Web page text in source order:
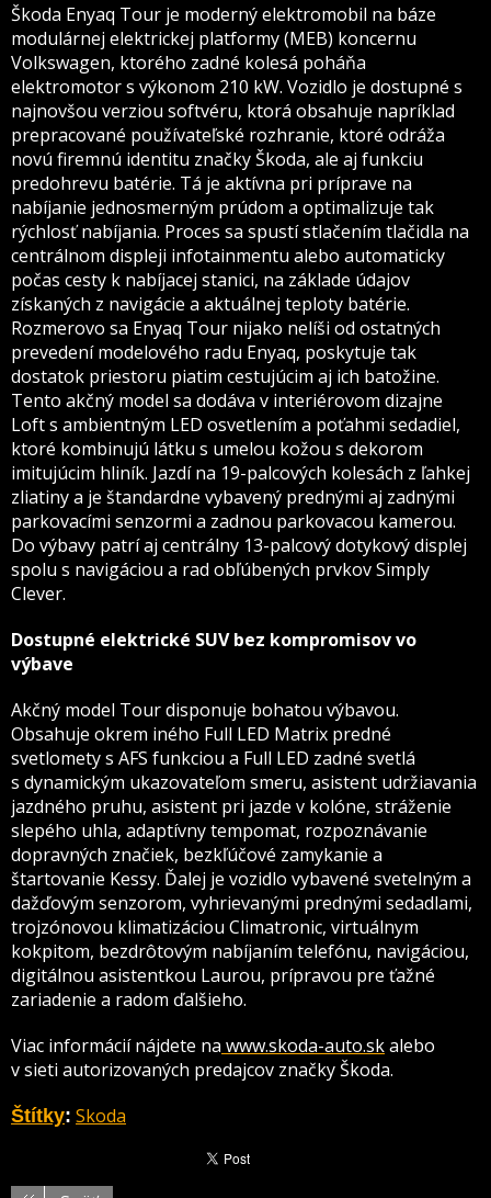
Škoda Enyaq Tour je moderný elektromobil na báze
modulárnej elektrickej platformy (MEB) koncernu
Volkswagen, ktorého zadné kolesá poháňa
elektromotor s výkonom 210 kW. Vozidlo je dostupné s
najnovšou verziou softvéru, ktorá obsahuje napríklad
prepracované používateľské rozhranie, ktoré odráža
novú firemnú identitu značky Škoda, ale aj funkciu
predohrevu batérie. Tá je aktívna pri príprave na
nabíjanie jednosmerným prúdom a optimalizuje tak
rýchlosť nabíjania. Proces sa spustí stlačením tlačidla na
centrálnom displeji infotainmentu alebo automaticky
počas cesty k nabíjacej stanici, na základe údajov
získaných z navigácie a aktuálnej teploty batérie.
Rozmerovo sa Enyaq Tour nijako nelíši od ostatných
prevedení modelového radu Enyaq, poskytuje tak
dostatok priestoru piatim cestujúcim aj ich batožine.
Tento akčný model sa dodáva v interiérovom dizajne
Loft s ambientným LED osvetlením a poťahmi sedadiel,
ktoré kombinujú látku s umelou kožou s dekorom
imitujúcim hliník. Jazdí na 19-palcových kolesách z ľahkej
zliatiny a je štandardne vybavený prednými aj zadnými
parkovacími senzormi a zadnou parkovacou kamerou.
Do výbavy patrí aj centrálny 13-palcový dotykový displej
spolu s navigáciou a rad obľúbených prvkov Simply
Clever.
Dostupné elektrické SUV bez kompromisov vo
výbave
Akčný model Tour disponuje bohatou výbavou.
Obsahuje okrem iného Full LED Matrix predné
svetlomety s AFS funkciou a Full LED zadné svetlá
s dynamickým ukazovateľom smeru, asistent udržiavania
jazdného pruhu, asistent pri jazde v kolóne, stráženie
slepého uhla, adaptívny tempomat, rozpoznávanie
dopravných značiek, bezkľúčové zamykanie a
štartovanie Kessy. Ďalej je vozidlo vybavené svetelným a
dažďovým senzorom, vyhrievanými prednými sedadlami,
trojzónovou klimatizáciou Climatronic, virtuálnym
kokpitom, bezdrôtovým nabíjaním telefónu, navigáciou,
digitálnou asistentkou Laurou, prípravou pre ťažné
zariadenie a radom ďalšieho.
Viac informácií nájdete na www.skoda-auto.skalebo
v sieti autorizovaných predajcov značky Škoda.
Štítky: Skoda